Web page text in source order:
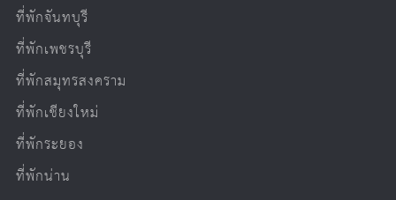
ที่พักจันทบุรี
ที่พักเพชรบุรี
ที่พักสมุทรสงคราม
ที่พักเชียงใหม่
ที่พักระยอง
ที่พักน่าน